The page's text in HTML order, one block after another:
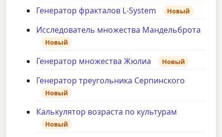
Генератор фракталов L-System Новый
Исследователь множества Мандельброта
Новый
Генератор множества Жюлиа Новый
Генератор треугольника Серпинского
Новый
Калькулятор возраста по культурам
Новый